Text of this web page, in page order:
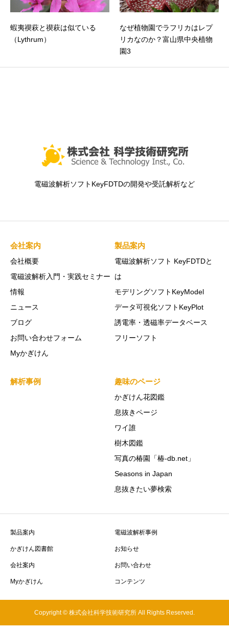
蝦夷禊萩と禊萩は似ている
（Lythrum）
なぜ植物園でラフリカはレプ
リカなのか？富山県中央植物
園3
電磁波解析ソフトKeyFDTDの開発や受託解析など
会社案内
会社概要
電磁波解析入門・実践セミナー
情報
ニュース
ブログ
お問い合わせフォーム
Myかぎけん
製品案内
電磁波解析ソフト KeyFDTDと
は
モデリングソフトKeyModel
データ可視化ソフトKeyPlot
誘電率・透磁率データベース
フリーソフト
解析事例 趣味のページ
かぎけん花図鑑
息抜きページ
ワイ誰
樹木図鑑
写真の椿園「椿-db.net」
Seasons in Japan
息抜きたい夢検索
製品案内 電磁波解析事例
かぎけん図書館 お知らせ
会社案内 お問い合わせ
Myかぎけん コンテンツ
Copyright © 株式会社科学技術研究所 All Rights Reserved.